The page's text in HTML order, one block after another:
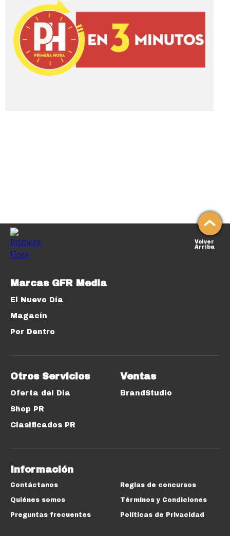
Volver
Arriba
Marcas GFR Media
El Nuevo Día
Magacín
Por Dentro
Otros Servicios
Oferta del Día
Shop PR
Clasificados PR
Ventas
BrandStudio
Información
Contáctanos
Quiénes somos
Preguntas frecuentes
Reglas de concursos
Términos y Condiciones
Políticas de Privacidad